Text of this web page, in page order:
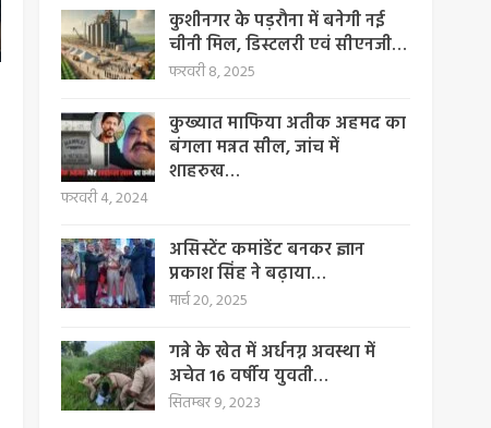
कुशीनगर के पड़रौना में बनेगी नई
चीनी मिल, डिस्टलरी एवं सीएनजी…
फरवरी 8, 2025
कुख्यात माफिया अतीक अहमद का
बंगला मन्नत सील, जांच में
शाहरुख…
फरवरी 4, 2024
असिस्टेंट कमांडेंट बनकर ज्ञान
प्रकाश सिंह ने बढ़ाया…
मार्च 20, 2025
गन्ने के खेत में अर्धनग्न अवस्था में
अचेत 16 वर्षीय युवती…
सितम्बर 9, 2023